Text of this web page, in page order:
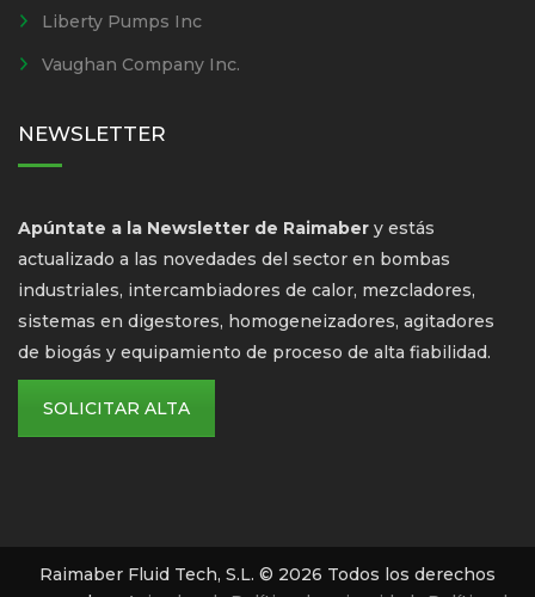
Liberty Pumps Inc
Vaughan Company Inc.
NEWSLETTER
Apúntate a la Newsletter de Raimaber y estás
actualizado a las novedades del sector en bombas
industriales, intercambiadores de calor, mezcladores,
sistemas en digestores, homogeneizadores, agitadores
de biogás y equipamiento de proceso de alta fiabilidad.
SOLICITAR ALTA
Raimaber Fluid Tech, S.L. © 2026 Todos los derechos